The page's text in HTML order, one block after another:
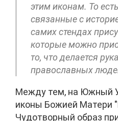
этим иконам. То
связанные с
самих стендах
которые можно
то, что делается
православных
Между тем, на Южный
иконы Божией Матери
Чудотворный образ